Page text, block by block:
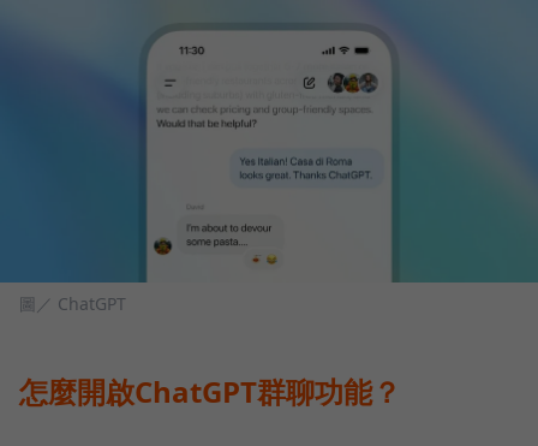
圖／ ChatGPT
怎麼開啟ChatGPT群聊功能？